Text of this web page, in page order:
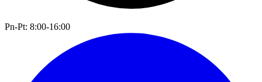
Pn-Pt: 8:00-16:00